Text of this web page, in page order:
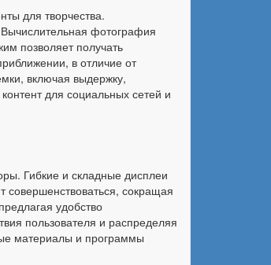
для творчества.
фотография
позволяет получать
в отличие от
включая выдержку,
для социальных сетей и
Гибкие и складные дисплеи
совершенствоваться, сокращая
удобство
пользователя и распределяя
материалы и программы